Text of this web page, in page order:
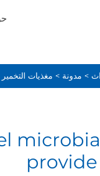
> مدونة > مغذيات التخمير